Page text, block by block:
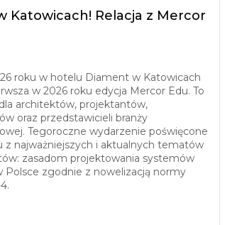
Katowicach! Relacja z Mercor
roku w hotelu Diament w Katowicach
w 2026 roku edycja Mercor Edu. To
architektów, projektantów,
oraz przedstawicieli branży
Tegoroczne wydarzenie poświęcone
z najważniejszych i aktualnych tematów
zasadom projektowania systemów
Polsce zgodnie z nowelizacją normy